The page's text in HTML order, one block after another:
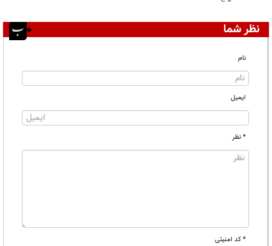
نظر شما
نام
ایمیل
* نظر
* کد امنیتی